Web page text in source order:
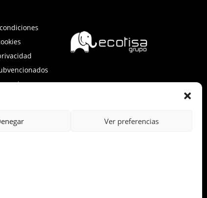
Ver preferencias
contado con el apoyo de ICEX, así
al crecimiento económico de esta